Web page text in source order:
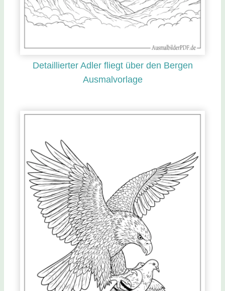
Detaillierter Adler fliegt über den Bergen
Ausmalvorlage